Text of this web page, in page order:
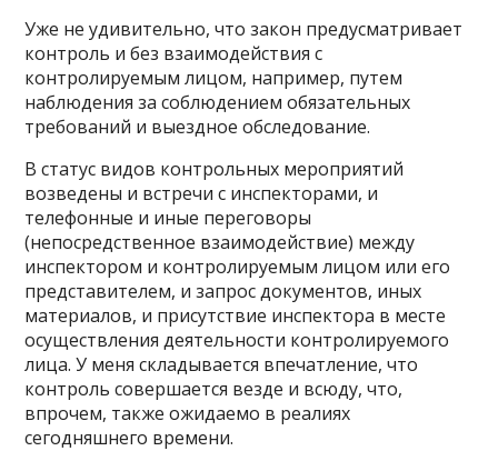
Уже не удивительно, что закон предусматривает
контроль и без взаимодействия с
контролируемым лицом, например, путем
наблюдения за соблюдением обязательных
требований и выездное обследование.
В статус видов контрольных мероприятий
возведены и встречи с инспекторами, и
телефонные и иные переговоры
(непосредственное взаимодействие) между
инспектором и контролируемым лицом или его
представителем, и запрос документов, иных
материалов, и присутствие инспектора в месте
осуществления деятельности контролируемого
лица. У меня складывается впечатление, что
контроль совершается везде и всюду, что,
впрочем, также ожидаемо в реалиях
сегодняшнего времени.